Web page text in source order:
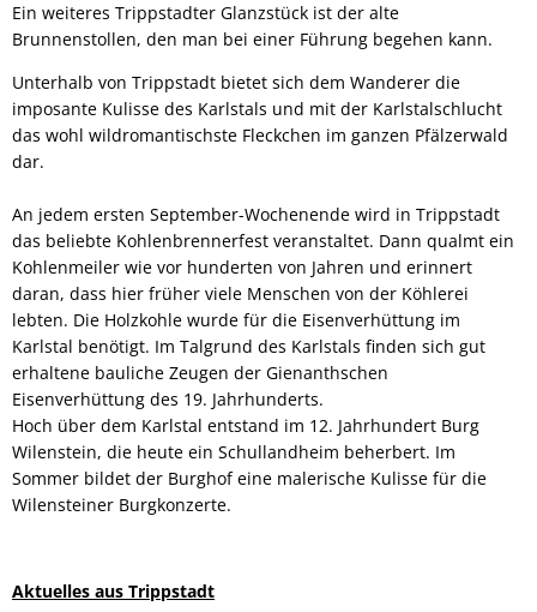
Ein weiteres Trippstadter Glanzstück ist der alte
Brunnenstollen, den man bei einer Führung begehen kann.
Unterhalb von Trippstadt bietet sich dem Wanderer die
imposante Kulisse des Karlstals und mit der Karlstalschlucht
das wohl wildromantischste Fleckchen im ganzen Pfälzerwald
dar.
An jedem ersten September-Wochenende wird in Trippstadt
das beliebte Kohlenbrennerfest veranstaltet. Dann qualmt ein
Kohlenmeiler wie vor hunderten von Jahren und erinnert
daran, dass hier früher viele Menschen von der Köhlerei
lebten. Die Holzkohle wurde für die Eisenverhüttung im
Karlstal benötigt. Im Talgrund des Karlstals finden sich gut
erhaltene bauliche Zeugen der Gienanthschen
Eisenverhüttung des 19. Jahrhunderts.
Hoch über dem Karlstal entstand im 12. Jahrhundert Burg
Wilenstein, die heute ein Schullandheim beherbert. Im
Sommer bildet der Burghof eine malerische Kulisse für die
Wilensteiner Burgkonzerte.
Aktuelles aus Trippstadt